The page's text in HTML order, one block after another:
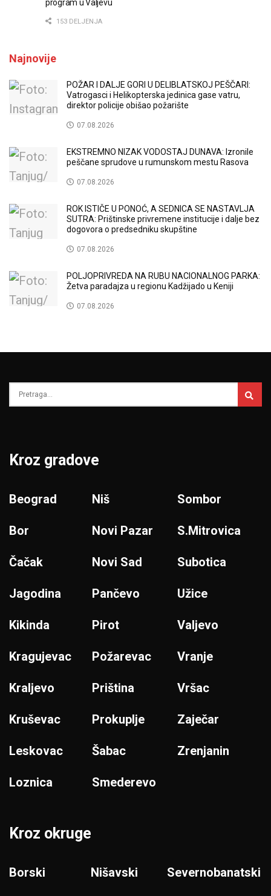
program u Valjevu
153 DELJENJA
Najnovije
POŽAR I DALJE GORI U DELIBLATSKOJ PEŠČARI:
Vatrogasci i Helikopterska jedinica gase vatru,
direktor policije obišao požarište
07.08.2026
EKSTREMNO NIZAK VODOSTAJ DUNAVA: Izronile
peščane sprudove u rumunskom mestu Rasova
07.08.2026
ROK ISTIČE U PONOĆ, A SEDNICA SE NASTAVLJA
SUTRA: Prištinske privremene institucije i dalje bez
dogovora o predsedniku skupštine
07.08.2026
POLJOPRIVREDA NA RUBU NACIONALNOG PARKA:
Žetva paradajza u regionu Kadžijado u Keniji
07.08.2026
Kroz gradove
Beograd
Bor
Čačak
Jagodina
Kikinda
Kragujevac
Kraljevo
Kruševac
Leskovac
Loznica
Niš
Novi Pazar
Novi Sad
Pančevo
Pirot
Požarevac
Priština
Prokuplje
Šabac
Smederevo
Sombor
S.Mitrovica
Subotica
Užice
Valjevo
Vranje
Vršac
Zaječar
Zrenjanin
Kroz okruge
Borski Nišavski Severnobanatski